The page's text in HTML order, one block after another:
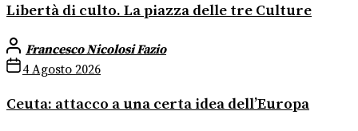
Libertà di culto. La piazza delle tre Culture
Francesco Nicolosi Fazio
4 Agosto 2026
Ceuta: attacco a una certa idea dell’Europa